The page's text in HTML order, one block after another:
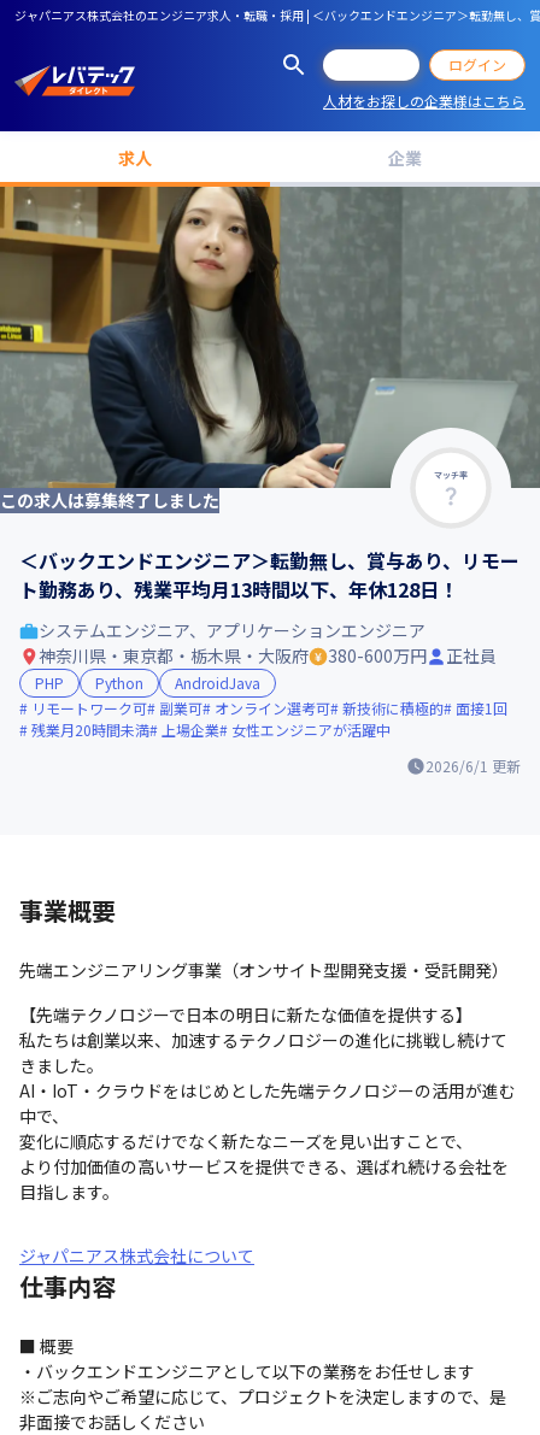
ジャパニアス株式会社のエンジニア求人・転職・採用 | ＜バックエンドエンジニア＞転勤無し
ログイン
人材をお探しの企業様はこちら
求人 企業
マッチ率
この求人は募集終了しました
＜バックエンドエンジニア＞転勤無し、賞与あり、リモー
ト勤務あり、残業平均月13時間以下、年休128日！
2026/6/1 更新
システムエンジニア、アプリケーションエンジニア
神奈川県・東京都・栃木県・大阪府
380-600万円 正社員
PHP Python
AndroidJava
リモートワーク可
副業可 オンライン選考可 新技術に積極的
面接1回
残業月20時間未満
上場企業 女性エンジニアが活躍中
事業概要
先端エンジニアリング事業（オンサイト型開発支援・受託開発）
【先端テクノロジーで日本の明日に新たな価値を提供する】
私たちは創業以来、加速するテクノロジーの進化に挑戦し続けて
きました。
AI・IoT・クラウドをはじめとした先端テクノロジーの活用が進む
中で、
変化に順応するだけでなく新たなニーズを見い出すことで、
より付加価値の高いサービスを提供できる、選ばれ続ける会社を
目指します。
ジャパニアス株式会社について
仕事内容
■ 概要
・バックエンドエンジニアとして以下の業務をお任せします
※ご志向やご希望に応じて、プロジェクトを決定しますので、是
非面接でお話しください